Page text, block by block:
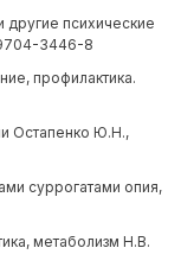
психические
3446-8
профилактика.
Остапенко Ю.Н.,
суррогатами опия,
метаболизм Н.В.